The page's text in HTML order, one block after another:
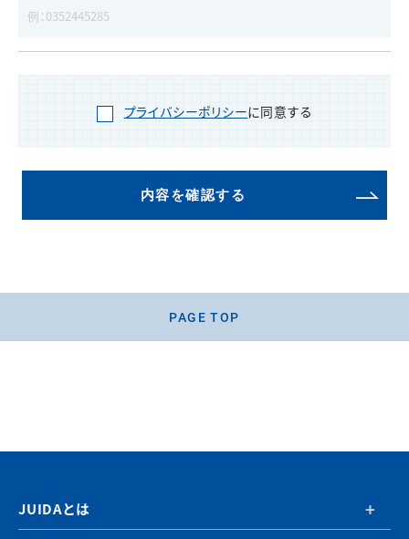
プライバシーポリシーに同意する
内容を確認する
PAGE TOP
JUIDAとは